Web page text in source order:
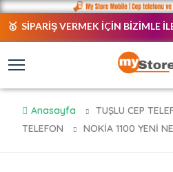
🥇 SİPARİŞ VERMEK İÇİN BİZİMLE
NUMARAMIZ
Anasayfa TUŞLU CEP
TELEFON
NOKİA 1100 YENİ